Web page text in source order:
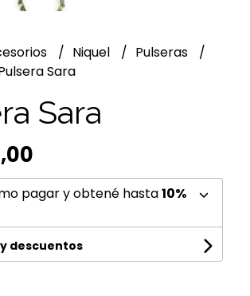
Niquel
Pulseras
Sara
Sara
pagar y obtené hasta10%
descuentos